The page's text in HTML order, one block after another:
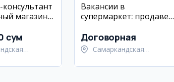
магазин
сум
район
Вакансии в
супермаркет: продавец,
кладовщик,
администратор
Договорная
Самаркандская
Самаркандский район